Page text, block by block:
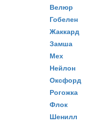
Велюр
Гобелен
Жаккард
Замша
Мех
Нейлон
Оксфорд
Рогожка
Флок
Шенилл